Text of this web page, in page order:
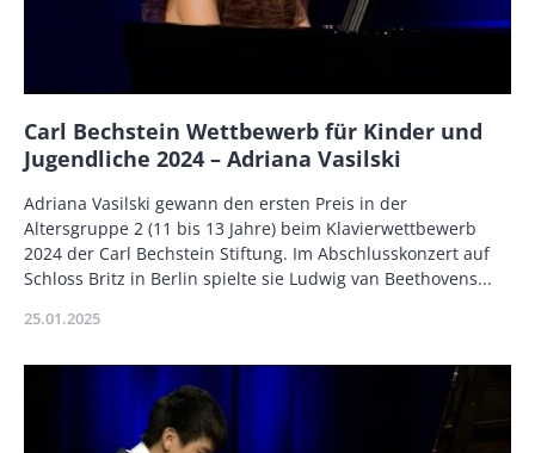
Name
Carl Bechstein Wettbewerb für Kinder und
Jugendliche 2024 – Adriana Vasilski
Description
Adriana Vasilski gewann den ersten Preis in der
Altersgruppe 2 (11 bis 13 Jahre) beim Klavierwettbewerb
2024 der Carl Bechstein Stiftung. Im Abschlusskonzert auf
Schloss Britz in Berlin spielte sie Ludwig van Beethovens...
Publikationsdatum
25.01.2025